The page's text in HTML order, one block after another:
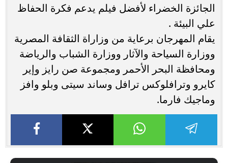
الجائزة الخضراء لأفضل فيلم يدعم فكرة الحفاظ
علي البيئة .
يقام المهرجان برعاية من وزاراة الثقافة المصرية
ووزارة السياحة والآثار ووزارة الشباب والرياضة
ومحافظة البحر الأحمر ومجموعة صن رايز وإير
كايرو وترافلوكس ترافل وساند سيتى وبلو وافز
وماجيك فارما.